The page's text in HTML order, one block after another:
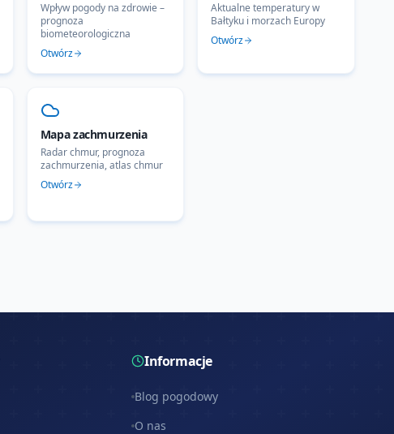
Wpływ pogody na zdrowie –
prognoza
biometeorologiczna
Otwórz
Aktualne temperatury w
Bałtyku i morzach Europy
Otwórz
Mapa zachmurzenia
Radar chmur, prognoza
zachmurzenia, atlas chmur
Otwórz
Informacje
Blog pogodowy
O nas